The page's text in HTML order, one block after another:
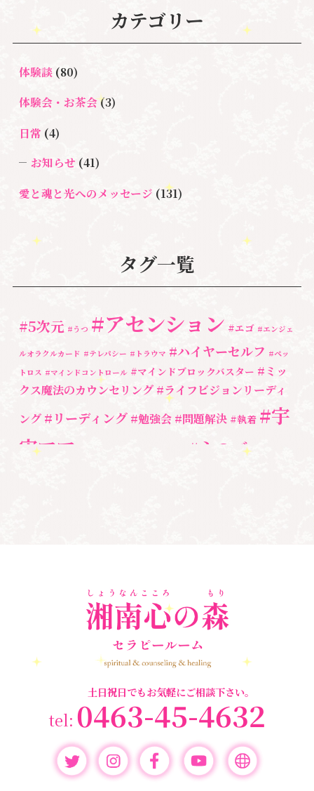
カテゴリー
体験談(80)
体験会・お茶会(3)
日常 (4)
お知らせ (41)
愛と魂と光へのメッセージ (131)
亡くなった方に出会うセッション(ミディアムシッ
個人セッション(65)
養成講座(72)
勉強会・セミナー(55)
セミナー情報(17)
タグ一覧
#5次元 #うつ #アセンション #エゴ #エンジェ
ルオラクルカード #テレパシー #トラウマ #ハイヤーセルフ #ペッ
トロス #マインドコントロール #マインドブロックバスター #ミッ
クス魔法のカウンセリング #ライフビジョンリーディ
ング #リーディング #勉強会 #問題解決 #執着 #宇
宙ママ
#心のブロッ
ックバスター ＃マインドブロックバ
スター養成講座 ＃マタニティーセラピー
＃心のブロック ＃超宇宙教室
土日祝日でもお気軽にご相談下さい。
0463-45-4632